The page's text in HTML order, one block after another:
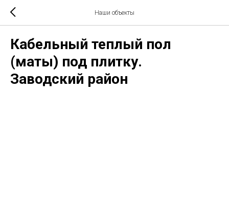
Наши объекты
Кабельный теплый пол
(маты) под плитку.
Заводский район